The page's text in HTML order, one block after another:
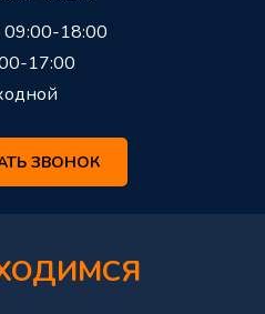
18:00
17:00
ЗВОНОК